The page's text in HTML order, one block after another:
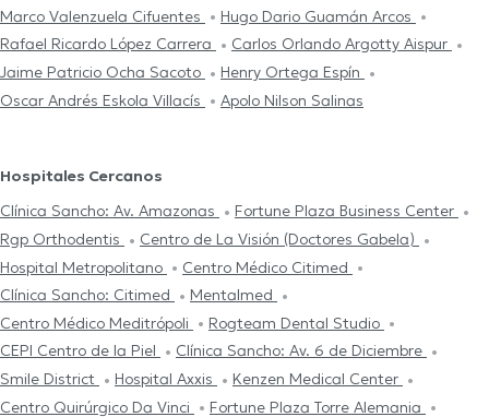
Marco Valenzuela Cifuentes
Hugo Dario Guamán Arcos
Rafael Ricardo López Carrera
Carlos Orlando Argotty Aispur
Jaime Patricio Ocha Sacoto
Henry Ortega Espín
Oscar Andrés Eskola Villacís
Apolo Nilson Salinas
Hospitales Cercanos
Clínica Sancho: Av. Amazonas
Fortune Plaza Business Center
Rgp Orthodentis
Centro de La Visión (Doctores Gabela)
Hospital Metropolitano
Centro Médico Citimed
Clínica Sancho: Citimed
Mentalmed
Centro Médico Meditrópoli
Rogteam Dental Studio
CEPI Centro de la Piel
Clínica Sancho: Av. 6 de Diciembre
Smile District
Hospital Axxis
Kenzen Medical Center
Centro Quirúrgico Da Vinci
Fortune Plaza Torre Alemania